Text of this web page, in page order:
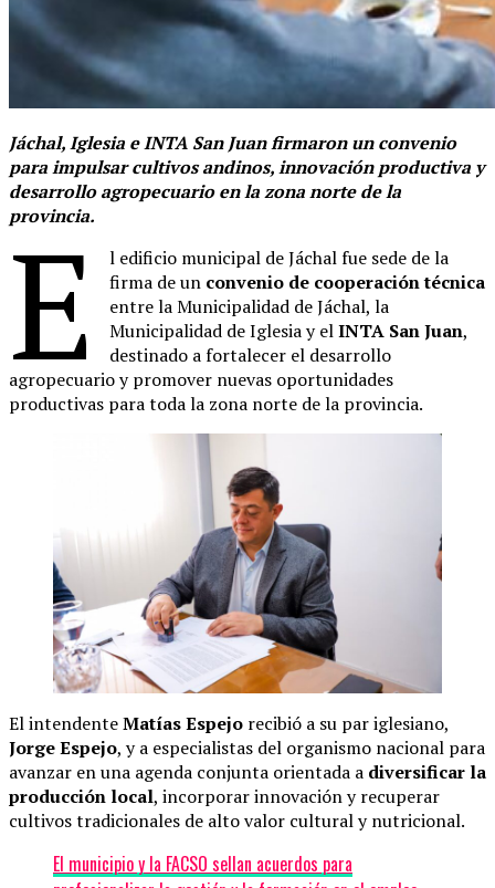
Jáchal, Iglesia e INTA San Juan firmaron un convenio
para impulsar cultivos andinos, innovación productiva y
desarrollo agropecuario en la zona norte de la
provincia.
E
l edificio municipal de Jáchal fue sede de la
firma de un convenio de cooperación técnica
entre la Municipalidad de Jáchal, la
Municipalidad de Iglesia y elINTA San Juan,
destinado a fortalecer el desarrollo
agropecuario y promover nuevas oportunidades
productivas para toda la zona norte de la provincia.
El intendenteMatías Espejo recibió a su par iglesiano,
Jorge Espejo, y a especialistas del organismo nacional para
avanzar en una agenda conjunta orientada a diversificar la
producción local, incorporar innovación y recuperar
cultivos tradicionales de alto valor cultural y nutricional.
El municipio y la FACSO sellan acuerdos para